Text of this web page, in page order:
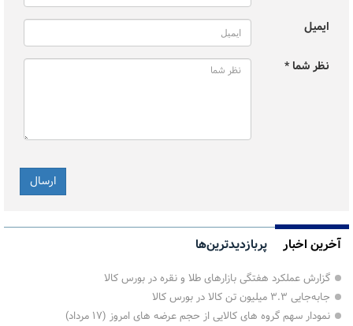
ایمیل
نظر شما *
آخرین اخبار پربازدیدترین‌ها
گزارش عملکرد هفتگی بازارهای طلا و نقره در بورس کالا
جابه‌جایی ۳.۳ میلیون تن کالا در بورس کالا
نمودار سهم گروه های کالایی از حجم عرضه های امروز (۱۷ مرداد)